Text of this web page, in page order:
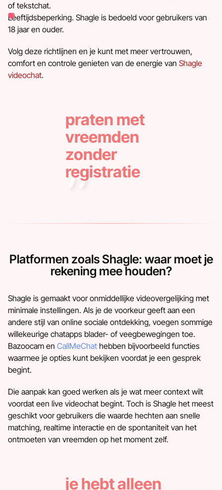
of tekstchat.
Leeftijdsbeperking. Shagle is bedoeld voor gebruikers van
18 jaar en ouder.
Volg deze richtlijnen en je kunt met meer vertrouwen,
comfort en controle genieten van de energie van Shagle
videochat.
praten met
vreemden
zonder
registratie
Platformen zoals Shagle: waar moet je
rekening mee houden?
Shagle is gemaakt voor onmiddellijke videovergelijking met
minimale instellingen. Als je de voorkeur geeft aan een
andere stijl van online sociale ontdekking, voegen sommige
willekeurige chatapps blader- of veegbewegingen toe.
Bazoocam en CallMeChat hebben bijvoorbeeld functies
waarmee je opties kunt bekijken voordat je een gesprek
begint.
Die aanpak kan goed werken als je wat meer context wilt
voordat een live videochat begint. Toch is Shagle het meest
geschikt voor gebruikers die waarde hechten aan snelle
matching, realtime interactie en de spontaniteit van het
ontmoeten van vreemden op het moment zelf.
je hebt alleen